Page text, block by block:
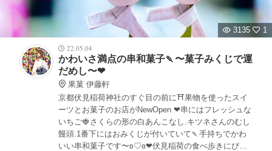
3135
1
22.05.04
かわいさ満点の串和菓子🍡〜菓子みくじで運
だめし〜❤︎
果菓 伊藤軒
京都伏見稲荷神社のすぐ目の前に⛩果物を使ったスイ
ーツとお菓子のお店がNewOpen ❤︎串にはフレッシュな
いちご🍓さくらの形の白あんこなし.キツネさんのむし
饅頭.1番下にはおみくじが付いていて🍡手持ちでかわ
いい串和菓子です〜ʚ♡ɞ❤︎伏見稲荷の食べ歩きにぴっ